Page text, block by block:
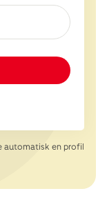
automatisk en profil